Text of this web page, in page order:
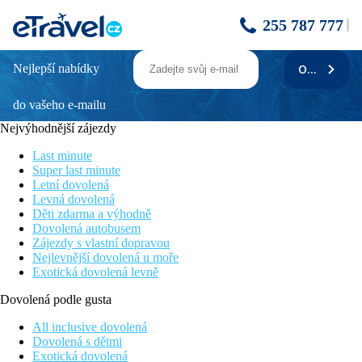
255 787 777
El Mouradi Palm Marina
Hotel v typickém stylu hotelové sítě El Mouradi
Široká písečná pláž s pozvolným vstupem do moře u hotelu
V blízkosti oblíbeného přístavu Port El Kantaoui
Množství obchůdků, restaurací a barů v okolí hotelu
Poloha
V klidné lokalitě ve středisku Port el Kantaoui. Centrum
střediska s jachetním přístavem, nákupními a zábavními
možnostmi cca 2,5 km. Historické centrum střediska Sousse s
medinou cca 11 km.
Oficiální kategorie 5*, naše hodnocení 4*.
Vybavení
Vstupní hala s recepcí, směnárna, výtahy, restaurace, 2
restaurace à la carte, 2 bary, maurská kavárna, obchůdky se
Nejlepší nabídky
do vašeho e-mailu
ODEBÍRAT
Nejvýhodnější zájezdy
Last minute
Super last minute
Letní dovolená
Levná dovolená
Děti zdarma a výhodně
Dovolená autobusem
Zájezdy s vlastní dopravou
Nejlevnější dovolená u moře
Exotická dovolená levně
Dovolená podle gusta
All inclusive dovolená
Dovolená s dětmi
Exotická dovolená